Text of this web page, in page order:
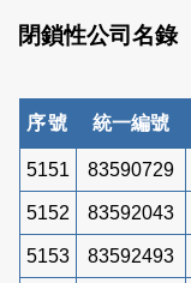
閉鎖性公司名錄
序號 統一編號
5151 83590729
5152 83592043
5153 83592493